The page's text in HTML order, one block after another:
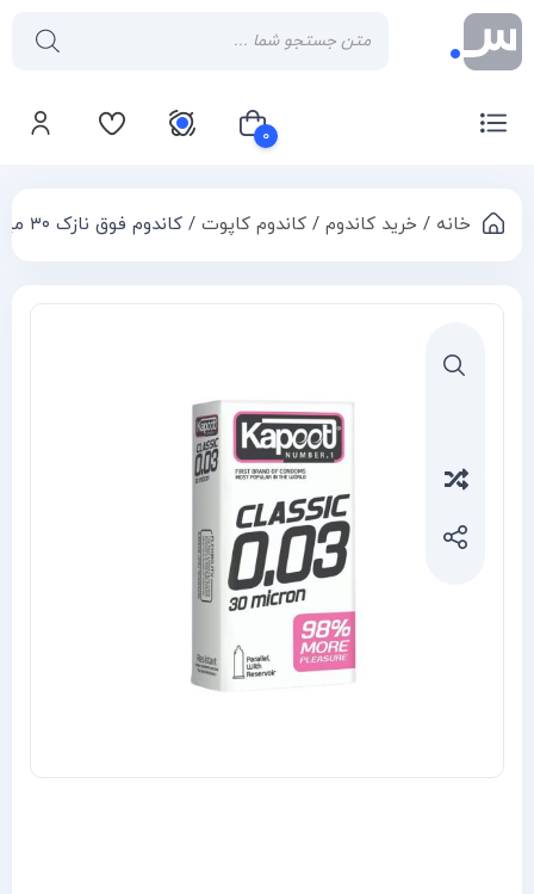
۰
سبد خرید شما خالی است خانه / خرید کاندوم / کاندوم کاپوت / کاندوم فوق نازک ۳۰ میکرون کاپوت